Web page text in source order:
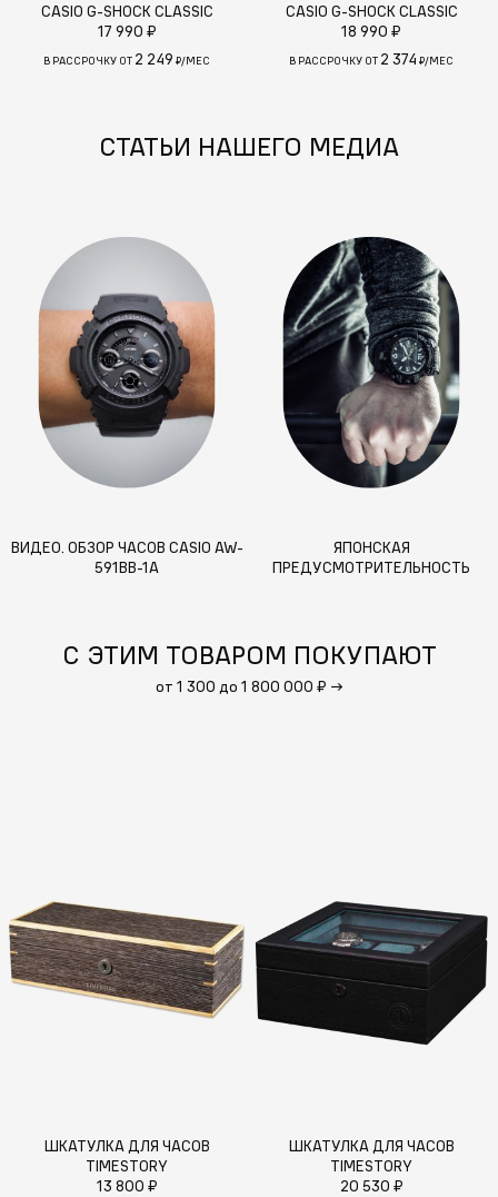
CASIO G-SHOCK CLASSIC
17 990 ₽
В РАССРОЧКУ ОТ 2 249 ₽/МЕС
CASIO G-SHOCK CLASSIC
18 990 ₽
В РАССРОЧКУ ОТ 2 374 ₽/МЕС
СТАТЬИ НАШЕГО МЕДИА
ВИДЕО. ОБЗОР ЧАСОВ CASIO AW-
591BB-1A
ЯПОНСКАЯ
ПРЕДУСМОТРИТЕЛЬНОСТЬ
С ЭТИМ ТОВАРОМ ПОКУПАЮТ
от 1 300 до 1 800 000 ₽ →
ШКАТУЛКА ДЛЯ ЧАСОВ
TIMESTORY
13 800 ₽
ШКАТУЛКА ДЛЯ ЧАСОВ
TIMESTORY
20 530 ₽